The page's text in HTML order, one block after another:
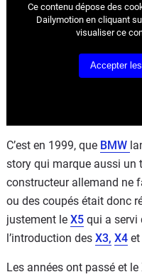
Marques
Ce contenu dépose des
Dailymotion en cliquant
visualiser ce
Accepter
C’est en 1999, que BMW
story qui marque aussi un
constructeur allemand ne
ou des coupés était donc
justement le X5 qui a servi
l’introduction des X3, X4 et
Les années ont passé et